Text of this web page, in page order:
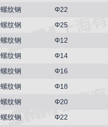
螺纹钢
Φ22
螺纹钢
Φ25
螺纹钢
Φ12
螺纹钢
Φ14
螺纹钢
Φ16
螺纹钢
Φ18
螺纹钢
Φ20
螺纹钢
Φ22